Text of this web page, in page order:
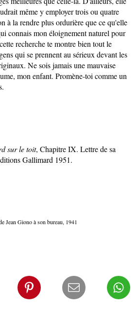
même y employer trois ou quatre
à la rendre plus ordurière que ce qu'elle
connais mon éloignement naturel pour
recherche te montre bien tout le
qui se prennent au sérieux devant les
Ne sois jamais une mauvaise
mon enfant. Promène-toi comme un
sur le toit, Chapitre IX. Lettre de sa
Gallimard 1951.
Jean Giono à son bureau, 1941